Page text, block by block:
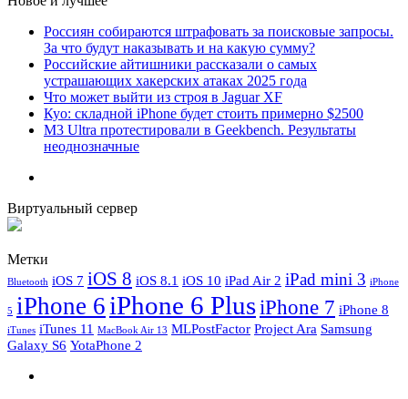
Россиян собираются штрафовать за поисковые запросы.
За что будут наказывать и на какую сумму?
Российские айтишники рассказали о самых
устрашающих хакерских атаках 2025 года
Что может выйти из строя в Jaguar XF
Куо: складной iPhone будет стоить примерно $2500
M3 Ultra протестировали в Geekbench. Результаты
неоднозначные
Виртуальный сервер
Метки
Bluetooth iOS 7 iOS 8 iOS 8.1 iOS 10 iPad Air 2 iPad mini 3 iPhone
5 iPhone 6 iPhone 6 PlusiPhone 7 iPhone 8
iTunes iTunes 11 MacBook Air 13 MLPostFactor Project Ara Samsung
Galaxy S6 YotaPhone 2